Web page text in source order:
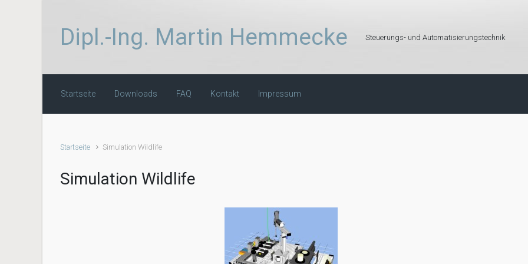
Dipl.-Ing. Martin Hemmecke Steuerungs- und Automatisierungstechnik
Startseite Downloads FAQ Kontakt Impressum
Startseite Simulation Wildlife
Simulation Wildlife